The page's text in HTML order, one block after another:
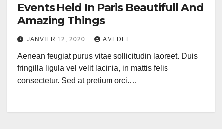
Events Held In Paris Beautifull And
Amazing Things
JANVIER 12, 2020 AMEDEE
Aenean feugiat purus vitae sollicitudin laoreet. Duis
fringilla ligula vel velit lacinia, in mattis felis
consectetur. Sed at pretium orci.…